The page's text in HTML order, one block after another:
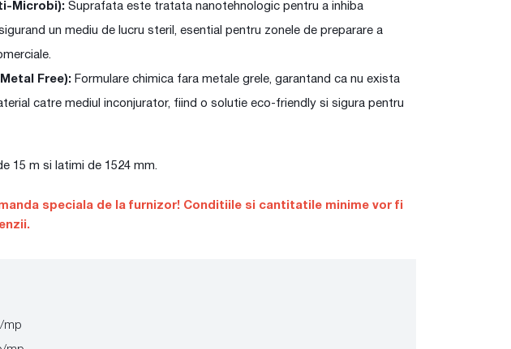
Microbi): Suprafata este tratata nanotehnologic pentru a inhiba
un mediu de lucru steril, esential pentru zonele de preparare a
Free): Formulare chimica fara metale grele, garantand ca nu exista
catre mediul inconjurator, fiind o solutie eco-friendly si sigura pentru
15 m si latimi de 1524 mm.
speciala de la furnizor! Conditiile si cantitatile minime vor fi
mp